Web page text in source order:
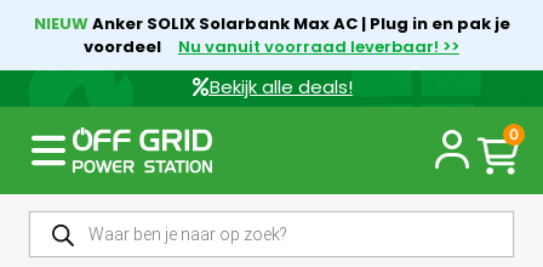
NIEUWAnker SOLIX Solarbank Max AC | Plug in en pak je
voordeel
Nu vanuit voorraad leverbaar! >>
Bekijk alle deals!
0